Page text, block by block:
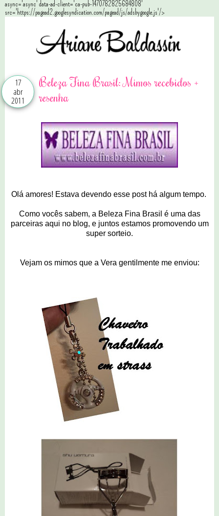
async='async' data-ad-client='ca-pub-1470782825684808'
src='https://pagead2.googlesyndication.com/pagead/js/adsbygoogle.js'/>
17
abr
2011
Beleza Fina Brasil: Mimos recebidos +
resenha
Olá amores! Estava devendo esse post há algum tempo.
Como vocês sabem, a Beleza Fina Brasil é uma das
parceiras aqui no blog, e juntos estamos promovendo um
super sorteio.
Vejam os mimos que a Vera gentilmente me enviou: